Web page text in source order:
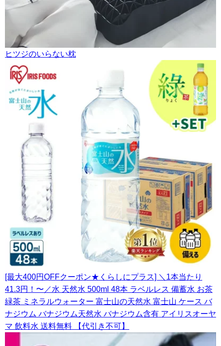
ヒツジのいらない枕
[最大400円OFFクーポン★くらしにプラス] ＼1本当たり
41.3円！〜／水 天然水 500ml 48本 ラベルレス 備蓄水 お茶
緑茶 ミネラルウォーター 富士山の天然水 富士山 ケース バ
ナジウム バナジウム天然水 バナジウム含有 アイリスオーヤ
マ 飲料水 送料無料 【代引き不可】